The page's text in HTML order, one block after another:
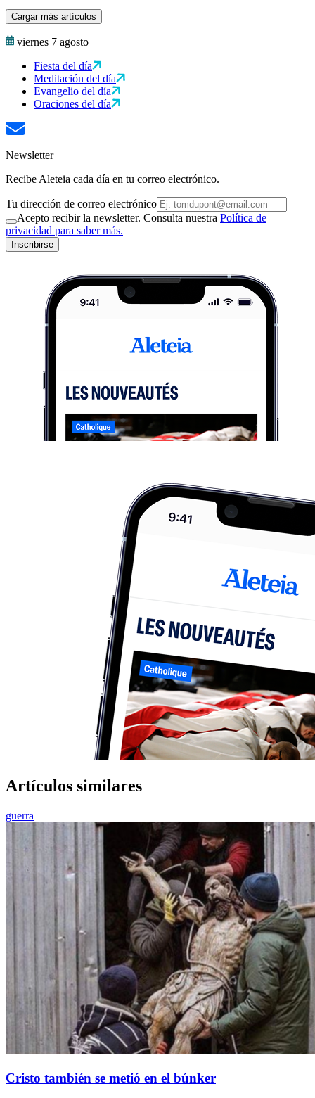
Cargar más artículos
viernes 7 agosto
Fiesta del día
Meditación del día
Evangelio del día
Oraciones del día
Newsletter
Recibe Aleteia cada día en tu correo electrónico.
Tu dirección de correo electrónico
Acepto recibir la newsletter. Consulta nuestra Política de
privacidad para saber más.
Inscribirse
Artículos similares
guerra
Cristo también se metió en el búnker